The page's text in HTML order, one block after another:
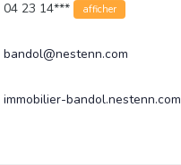
04 23 14*** afficher
bandol@nestenn.com
immobilier-bandol.nestenn.com